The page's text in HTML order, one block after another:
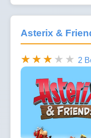
Asterix &
2